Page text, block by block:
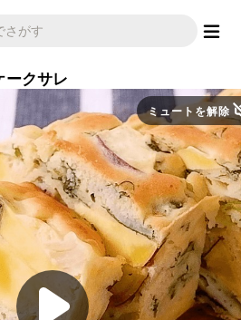
ークサレ
ミュートを解除